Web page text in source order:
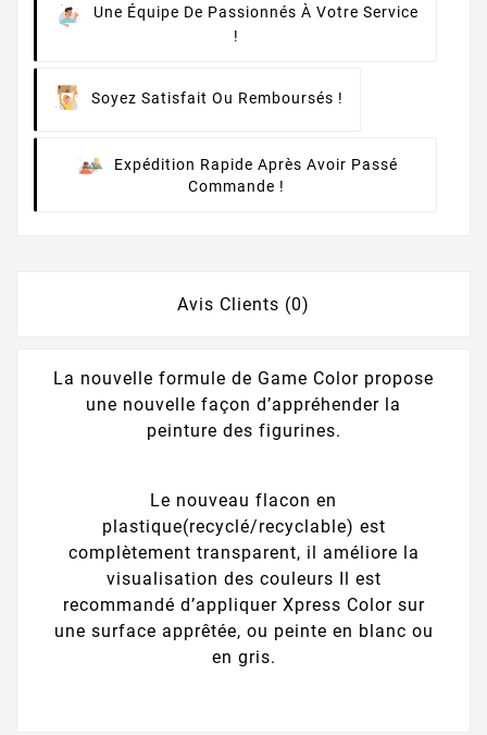
Une Équipe De Passionnés À Votre Service
!
Soyez Satisfait Ou Remboursés !
Expédition Rapide Après Avoir Passé
Commande !
Avis Clients (0)
La nouvelle formule de Game Color propose
une nouvelle façon d’appréhender la
peinture des figurines.
Le nouveau flacon en
plastique(recyclé/recyclable) est
complètement transparent, il améliore la
visualisation des couleurs Il est
recommandé d’appliquer Xpress Color sur
une surface apprêtée, ou peinte en blanc ou
en gris.